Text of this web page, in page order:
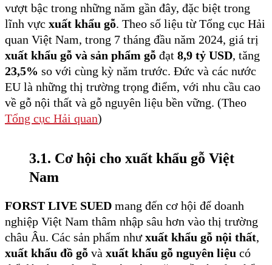
vượt bậc trong những năm gần đây, đặc biệt trong
lĩnh vực xuất khẩu gỗ. Theo số liệu từ Tổng cục Hải
quan Việt Nam, trong 7 tháng đầu năm 2024, giá trị
xuất khẩu gỗ và sản phẩm gỗ đạt 8,9 tỷ USD, tăng
23,5% so với cùng kỳ năm trước. Đức và các nước
EU là những thị trường trọng điểm, với nhu cầu cao
về gỗ nội thất và gỗ nguyên liệu bền vững. (Theo
Tổng cục Hải quan)
3.1. Cơ hội cho xuất khẩu gỗ Việt
Nam
FORST LIVE SUED mang đến cơ hội để doanh
nghiệp Việt Nam thâm nhập sâu hơn vào thị trường
châu Âu. Các sản phẩm nhưxuất khẩu gỗ nội thất,
xuất khẩu đồ gỗ và xuất khẩu gỗ nguyên liệu có